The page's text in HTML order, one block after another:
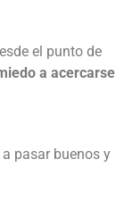
el punto de
a acercarse
pasar buenos y